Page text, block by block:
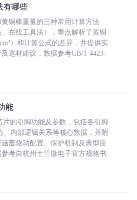
有哪些
铜棒重量的三种常用计算方法
、在线工具法），重点解析了黄铜
）和计算公式的差异，并提供实
选材建议，数据参考GB/T 4423-
能
片的引脚功能及参数，包括各引脚
、内部逻辑关系等核心数据，并附
盖驱动配置、保护机制及典型应
考自杭州士兰微电子官方规格书